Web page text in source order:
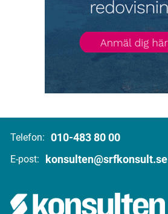
Telefon: 010-483 80 00
E-post: konsulten@srfkonsult.se